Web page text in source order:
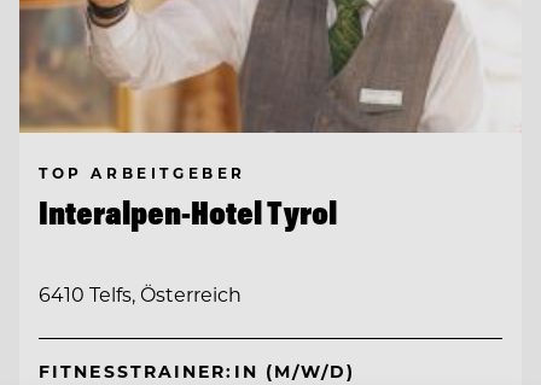
TOP ARBEITGEBER
Interalpen-Hotel Tyrol
6410 Telfs, Österreich
FITNESSTRAINER:IN (M/W/D)